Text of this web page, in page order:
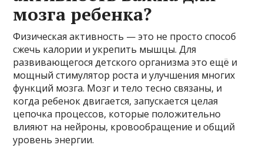
мозга ребенка?
Физическая активность — это не просто способ
сжечь калории и укрепить мышцы. Для
развивающегося детского организма это ещё и
мощный стимулятор роста и улучшения многих
функций мозга. Мозг и тело тесно связаны, и
когда ребенок двигается, запускается целая
цепочка процессов, которые положительно
влияют на нейроны, кровообращение и общий
уровень энергии.